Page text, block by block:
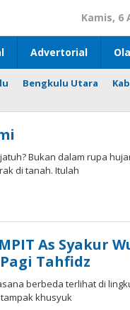
Kamis, 6
Advertorial
Bengkulu Utara
jatuh? Bukan dalam rupa
di tanah. Itulah
As Syakur
Tahfidz
berbeda terlihat di
khusyuk